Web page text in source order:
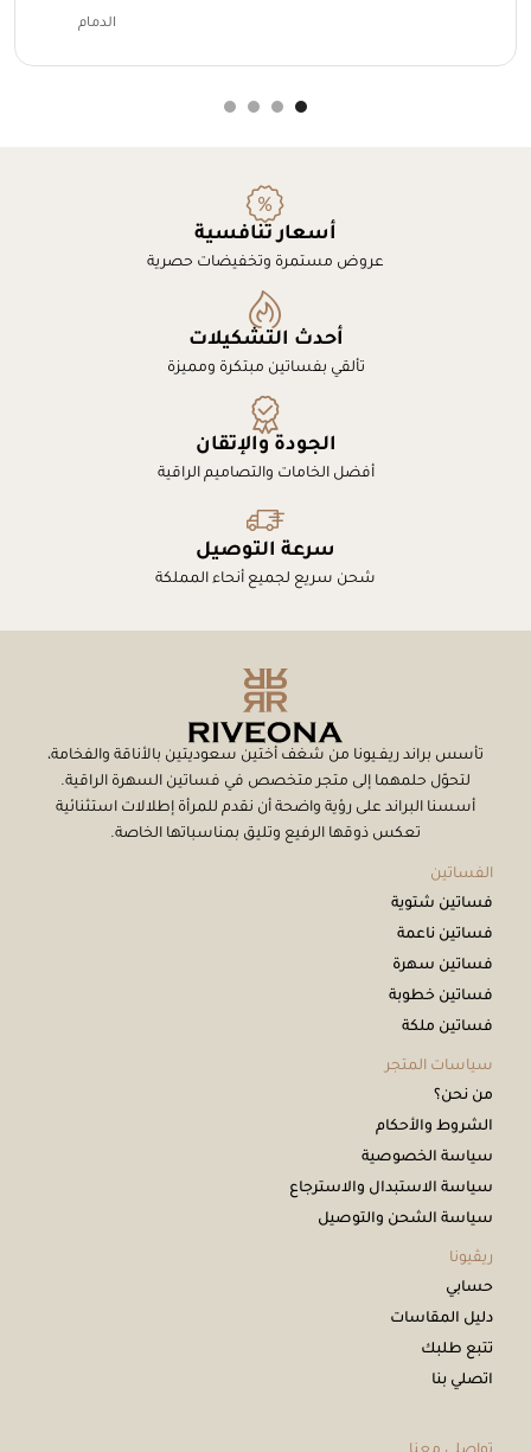
الدمام
أسعار تنافسية
عروض مستمرة وتخفيضات حصرية
أحدث التشكيلات
تألقي بفساتين مبتكرة ومميزة
الجودة والإتقان
أفضل الخامات والتصاميم الراقية
سرعة التوصيل
شحن سريع لجميع أنحاء المملكة
تأسس براند ريفـيونا من شغف أختين سعوديتين بالأناقة والفخامة،
لتحوّل حلمهما إلى متجر متخصص في فساتين السهرة الراقية.
أسسنا البراند على رؤية واضحة أن نقدم للمرأة إطلالات استثنائية
تعكس ذوقها الرفيع وتليق بمناسباتها الخاصة.
الفساتين
فساتين شتوية
فساتين ناعمة
فساتين سهرة
فساتين خطوبة
فساتين ملكة
سياسات المتجر
من نحن؟
الشروط والأحكام
سياسة الخصوصية
سياسة الاستبدال والاسترجاع
سياسة الشحن والتوصيل
ريڤيونا
حسابي
دليل المقاسات
تتبع طلبك
اتصلي بنا